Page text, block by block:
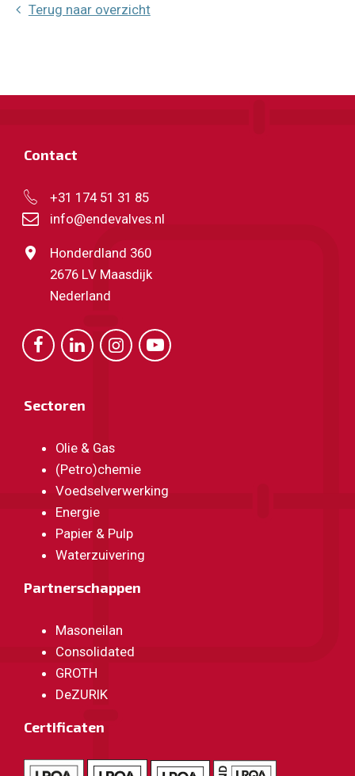
Terug naar overzicht
Contact
+31 174 51 31 85
info@endevalves.nl
Honderdland 360
2676 LV Maasdijk
Nederland
Sectoren
Olie & Gas
(Petro)chemie
Voedselverwerking
Energie
Papier & Pulp
Waterzuivering
Partnerschappen
Masoneilan
Consolidated
GROTH
DeZURIK
Certificaten